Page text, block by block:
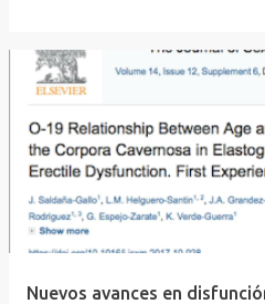
Nuevos avances en